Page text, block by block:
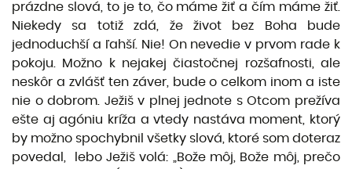
prázdne slová, to je to, čo máme žiť a čím máme žiť.
Niekedy sa totiž zdá, že život bez Boha bude
jednoduchší a ľahší. Nie! On nevedie v prvom rade k
pokoju. Možno k nejakej čiastočnej rozšafnosti, ale
neskôr a zvlášť ten záver, bude o celkom inom a iste
nie o dobrom. Ježiš v plnej jednote s Otcom prežíva
ešte aj agóniu kríža a vtedy nastáva moment, ktorý
by možno spochybnil všetky slová, ktoré som doteraz
povedal, lebo Ježiš volá: „Bože môj, Bože môj, prečo